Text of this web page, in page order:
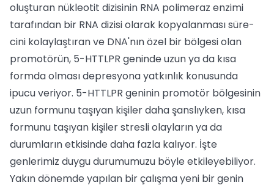
oluşturan nükleotit di­zisinin RNA polimeraz enzimi
tarafından bir RNA dizisi olarak kopyalanması süre­
cini kolaylaştıran ve DNA'nın özel bir böl­gesi olan
promotörün, 5-HTTLPR genin­de uzun ya da kısa
formda olması depres­yona yatkınlık konusunda
ipucu veriyor. 5-HTTLPR geninin promotör bölgesinin
uzun formunu taşıyan kişiler daha şans­lıyken, kısa
formunu taşıyan kişiler stresli olayların ya da
durumların etkisinde daha fazla kalıyor. İşte
genlerimiz duygu duru­mumuzu böyle etkileyebiliyor.
Yakın dönemde yapılan bir çalışma ye­ni bir genin